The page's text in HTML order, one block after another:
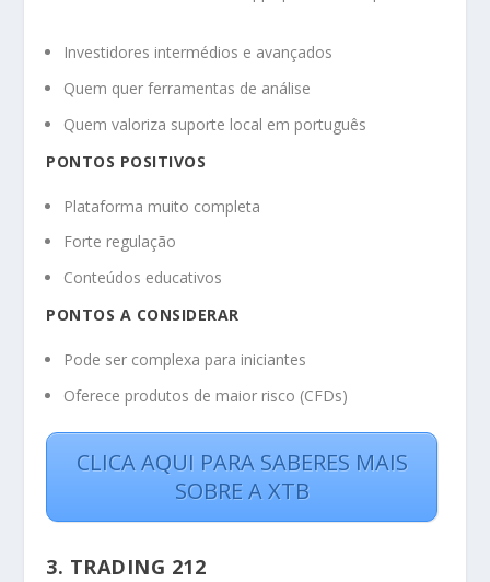
Investidores intermédios e avançados
Quem quer ferramentas de análise
Quem valoriza suporte local em português
PONTOS POSITIVOS
Plataforma muito completa
Forte regulação
Conteúdos educativos
PONTOS A CONSIDERAR
Pode ser complexa para iniciantes
Oferece produtos de maior risco (CFDs)
CLICA AQUI PARA SABERES MAIS
SOBRE A XTB
3. TRADING 212